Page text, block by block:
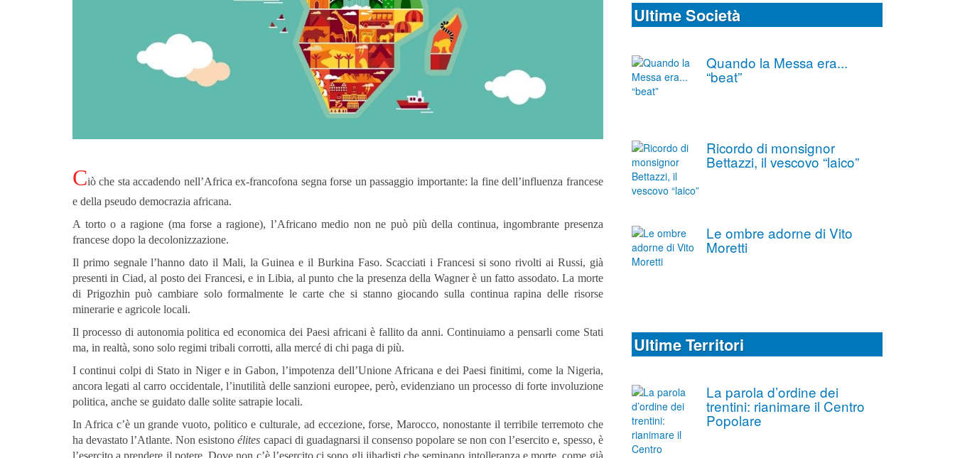
Ciò che sta accadendo nell’Africa ex-francofona segna forse un passaggio importante: la fine dell’influenza francese
e della pseudo democrazia africana.
A torto o a ragione (ma forse a ragione), l’Africano medio non ne può più della continua, ingombrante presenza
francese dopo la decolonizzazione.
Il primo segnale l’hanno dato il Mali, la Guinea e il Burkina Faso. Scacciati i Francesi si sono rivolti ai Russi, già
presenti in Ciad, al posto dei Francesi, e in Libia, al punto che la presenza della Wagner è un fatto assodato. La morte
di Prigozhin può cambiare solo formalmente le carte che si stanno giocando sulla continua rapina delle risorse
minerarie e agricole locali.
Il processo di autonomia politica ed economica dei Paesi africani è fallito da anni. Continuiamo a pensarli come Stati
ma, in realtà, sono solo regimi tribali corrotti, alla mercé di chi paga di più.
I continui colpi di Stato in Niger e in Gabon, l’impotenza dell’Unione Africana e dei Paesi finitimi, come la Nigeria,
ancora legati al carro occidentale, l’inutilità delle sanzioni europee, però, evidenziano un processo di forte involuzione
politica, anche se guidato dalle solite satrapie locali.
In Africa c’è un grande vuoto, politico e culturale, ad eccezione, forse, Marocco, nonostante il terribile terremoto che
ha devastato l’Atlante. Non esistonoélites capaci di guadagnarsi il consenso popolare se non con l’esercito e, spesso, è
l’esercito a prendere il potere. Dove non c’è l’esercito ci sono gli jihadisti che seminano intolleranza e morte, come già
Ultime Società
Quando la Messa era...
“beat”
Ricordo di monsignor
Bettazzi, il vescovo “laico”
Le ombre adorne di Vito
Moretti
Ultime Territori
La parola d’ordine dei
trentini: rianimare il Centro
Popolare